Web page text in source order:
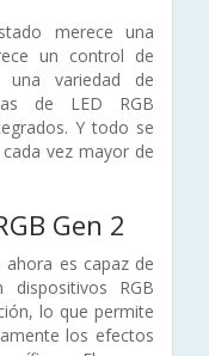
merece una
un control de
una variedad de
de LED RGB
Y todo se
vez mayor de
Gen 2
ahora es capaz de
RGB
lo que permite
los efectos